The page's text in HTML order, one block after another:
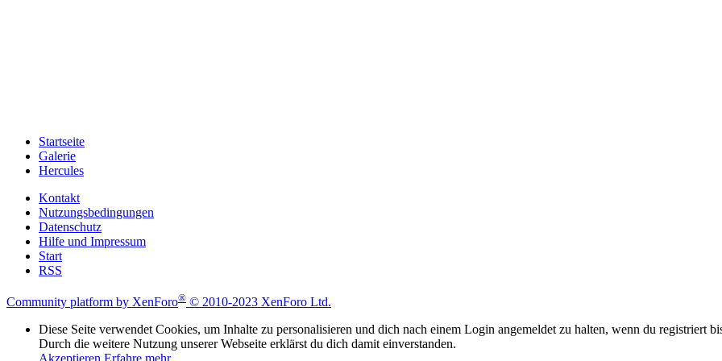
Startseite
Galerie
Hercules
Kontakt
Nutzungsbedingungen
Datenschutz
Hilfe und Impressum
Start
RSS
Community platform by XenForo® © 2010-2023 XenForo Ltd.
Diese Seite verwendet Cookies, um Inhalte zu personalisieren und dich nach einem Login angemeldet zu halten, wenn du registriert
Durch die weitere Nutzung unserer Webseite erklärst du dich damit einverstanden.
Akzeptieren Erfahre mehr…